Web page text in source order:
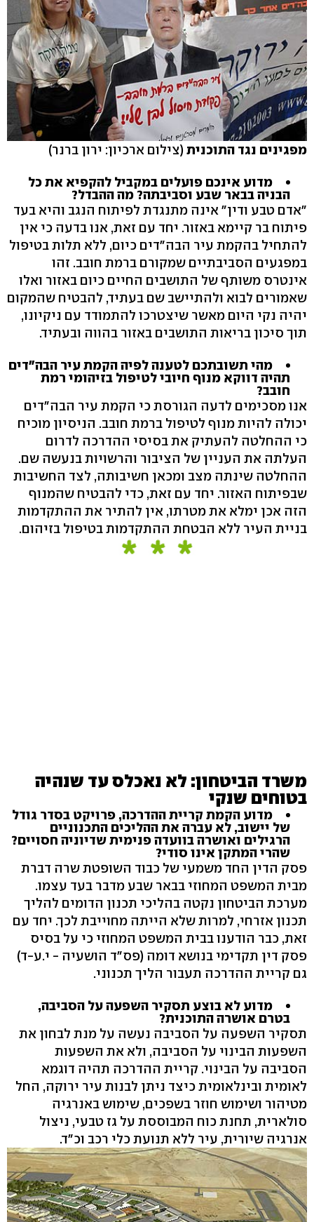
מפגינים נגד התוכנית (צילום ארכיון: ירון ברנר)
מדוע אינכם פועלים במקביל להקפיא את כל
הבניה בבאר שבע וסביבתה? מה ההבדל?
"אדם טבע ודין" אינה מתנגדת לפיתוח הנגב והיא בעד
פיתוח בר קיימא באזור. יחד עם זאת, אנו בדעה כי אין
להתחיל בהקמת עיר הבה"דים כיום, ללא תלות בטיפול
במפגעים הסביבתיים שמקורם ברמת חובב. זהו
אינטרס משותף של התושבים החיים כיום באזור ואלו
שאמורים לבוא ולהתיישב שם בעתיד, להבטיח שהמקום
יהיה נקי היום מאשר שיצטרכו להתמודד עם ניקיונו,
תוך סיכון בריאות התושבים באזור בהווה ובעתיד.
מהי תשובתכם לטענה לפיה הקמת עיר הבה"דים
תהיה דווקא מנוף חיובי לטיפול בזיהומי רמת
חובב?
אנו מסכימים לדעה הגורסת כי הקמת עיר הבה"דים
יכולה להיות מנוף לטיפול ברמת חובב. הניסיון מוכיח
כי ההחלטה להעתיק את בסיסי ההדרכה לדרום
העלתה את העניין של הציבור והרשויות בנעשה שם.
ההחלטה שינתה מצב ומכאן חשיבותה, לצד החשיבות
שבפיתוח האזור. יחד עם זאת, כדי להבטיח שהמנוף
הזה אכן ימלא את מטרתו, אין להתיר את ההתקדמות
בניית העיר ללא הבטחת ההתקדמות בטיפול בזיהום.
משרד הביטחון: לא נאכלס עד שנהיה
בטוחים שנקי
מדוע הקמת קריית ההדרכה, פרויקט בסדר גודל
של יישוב, לא עברה את ההליכים התכנוניים
הרגילים ואושרה בוועדה פנימית שדיוניה חסויים?
שהרי המתקן אינו סודי?
פסק הדין החד משמעי של כבוד השופטת שרה דברת
מבית המשפט המחוזי בבאר שבע מדבר בעד עצמו.
מערכת הביטחון נקטה בהליכי תכנון הדומים להליך
תכנון אזרחי, למרות שלא הייתה מחוייבת לכך. יחד עם
זאת, כבר הודענו בבית המשפט המחוזי כי על בסיס
פסק דין תקדימי בנושא דומה (פס"ד הושעיה - י.ע-ד)
גם קריית ההדרכה תעבור הליך תכנוני.
מדוע לא בוצע תסקיר השפעה על הסביבה,
בטרם אושרה התוכנית?
תסקיר השפעה על הסביבה נעשה על מנת לבחון את
השפעות הבינוי על הסביבה, ולא את השפעות
הסביבה על הבינוי. קריית ההדרכה תהיה דוגמא
לאומית ובינלאומית כיצד ניתן לבנות עיר ירוקה, החל
מטיהור ושימוש חוזר בשפכים, שימוש באנרגיה
סולארית, תחנת כוח המבוססת על גז טבעי, ניצול
אנרגיה שיורית, עיר ללא תנועת כלי רכב וכ"ד.